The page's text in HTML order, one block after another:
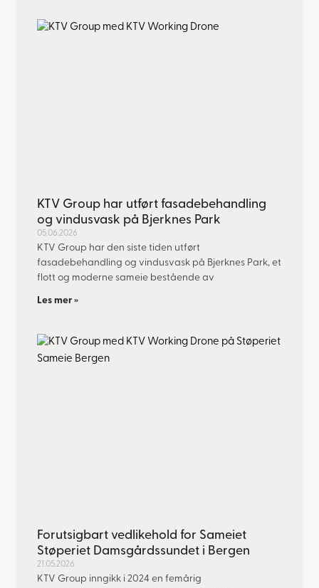
KTV Group har utført fasadebehandling
og vindusvask på Bjerknes Park
05.06.2026
KTV Group har den siste tiden utført
fasadebehandling og vindusvask på Bjerknes Park, et
flott og moderne sameie bestående av
Les mer »
Forutsigbart vedlikehold for Sameiet
Støperiet Damsgårdssundet i Bergen
21.05.2026
KTV Group inngikk i 2024 en femårig